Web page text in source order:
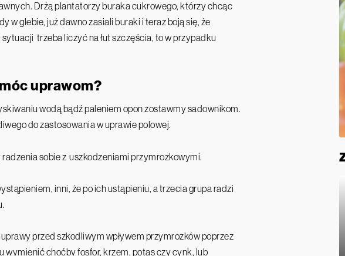
Drżą plantatorzy buraka cukrowego, którzy chcąc
w glebie, już dawno zasiali buraki i teraz boją się, że
trzeba liczyć na łut szczęścia, to w przypadku
uprawom?
wodą bądź paleniem opon zostawmy sadownikom.
do zastosowania w uprawie polowej.
sobie z uszkodzeniami przymrozkowymi.
inni, że po ich ustąpieniu, a trzecia grupa radzi
przed szkodliwym wpływem przymrozków poprzez
choćby fosfor, krzem, potas czy cynk, lub